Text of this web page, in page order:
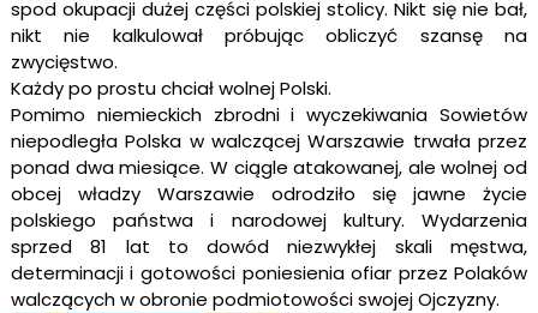
spod okupacji dużej części polskiej stolicy. Nikt się nie bał,
nikt nie kalkulował próbując obliczyć szansę na
zwycięstwo.
Każdy po prostu chciał wolnej Polski.
Pomimo niemieckich zbrodni i wyczekiwania Sowietów
niepodległa Polska w walczącej Warszawie trwała przez
ponad dwa miesiące. W ciągle atakowanej, ale wolnej od
obcej władzy Warszawie odrodziło się jawne życie
polskiego państwa i narodowej kultury. Wydarzenia
sprzed 81 lat to dowód niezwykłej skali męstwa,
determinacji i gotowości poniesienia ofiar przez Polaków
walczących w obronie podmiotowości swojej Ojczyzny.